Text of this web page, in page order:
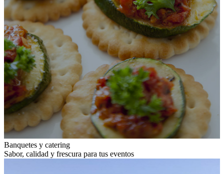
Banquetes y catering
Sabor, calidad y frescura para tus eventos